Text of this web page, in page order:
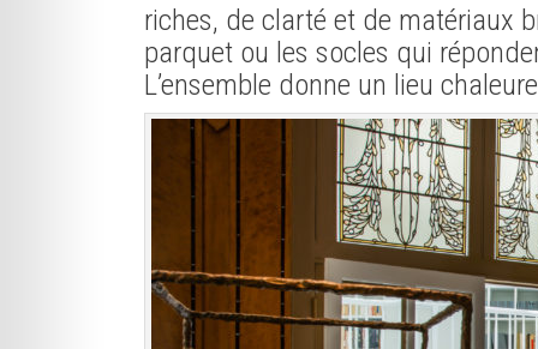
riches, de clarté et de matériaux
parquet ou les socles qui
L’ensemble donne un lieu